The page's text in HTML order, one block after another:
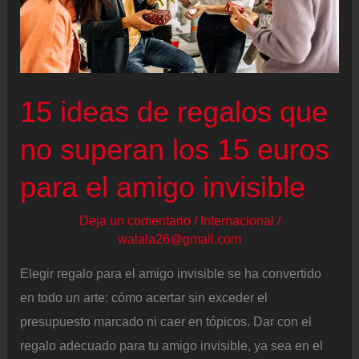
15 ideas de regalos que
no superan los 15 euros
para el amigo invisible
Deja un comentario / Internacional /
walala26@gmail.com
Elegir regalo para el amigo invisible se ha convertido
en todo un arte: cómo acertar sin exceder el
presupuesto marcado ni caer en tópicos. Dar con el
regalo adecuado para tu amigo invisible, ya sea en el